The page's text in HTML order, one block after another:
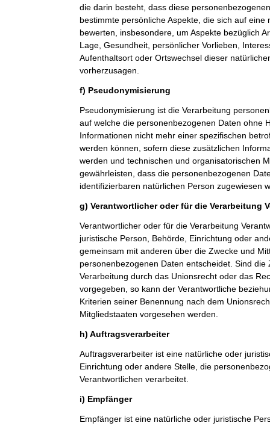
die darin besteht, dass diese
bestimmte persönliche Aspekte, die sich auf
bewerten, insbesondere, um Aspekte bezüglich
Lage, Gesundheit, persönlicher Vorlieben,
Aufenthaltsort oder Ortswechsel dieser
vorherzusagen.
f) Pseudonymisierung
Pseudonymisierung ist die Verarbeitung
auf welche die personenbezogenen Daten ohne
Informationen nicht mehr einer spezifischen
werden können, sofern diese zusätzlichen
werden und technischen und organisatorischen
gewährleisten, dass die personenbezogenen
identifizierbaren natürlichen Person zugewiesen
g) Verantwortlicher oder für die Verarbeitung
Verantwortlicher oder für die Verarbeitung
juristische Person, Behörde, Einrichtung oder
gemeinsam mit anderen über die Zwecke und
personenbezogenen Daten entscheidet. Sind die
Verarbeitung durch das Unionsrecht oder das
vorgegeben, so kann der Verantwortliche
Kriterien seiner Benennung nach dem
Mitgliedstaaten vorgesehen werden.
h) Auftragsverarbeiter
Auftragsverarbeiter ist eine natürliche oder
Einrichtung oder andere Stelle, die
Verantwortlichen verarbeitet.
i) Empfänger
Empfänger ist eine natürliche oder juristische